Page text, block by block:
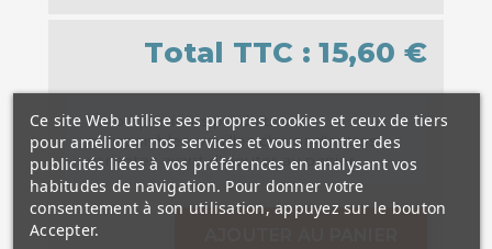
Total TTC :15,60 €
Un ou plusieurs produits sont
indisponibles, veuillez choisir d'autres
variantes avant d'ajouter au panier
Ce site Web utilise ses propres cookies et ceux de tiers
pour améliorer nos services et vous montrer des
publicités liées à vos préférences en analysant vos
habitudes de navigation. Pour donner votre
consentement à son utilisation, appuyez sur le bouton
Accepter.